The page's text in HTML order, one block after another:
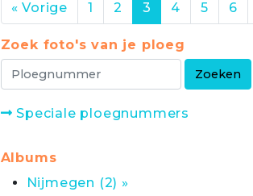
« Vorige 1 2 3 4 5 6
Zoek foto's van je ploeg
Speciale ploegnummers
Albums
Nijmegen (2) »